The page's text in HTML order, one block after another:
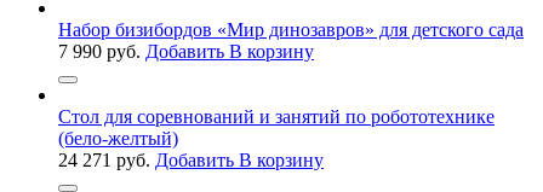
Набор бизибордов «Мир динозавров» для детского сада
7 990 руб. Добавить В корзину
Стол для соревнований и занятий по робототехнике
(бело-желтый)
24 271 руб. Добавить В корзину